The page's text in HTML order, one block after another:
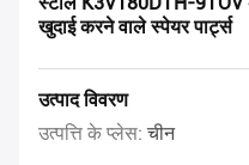
खुदाई करने वाले स्पेयर पार्ट्स
उत्पाद विवरण
उत्पत्ति के प्लेस:चीन